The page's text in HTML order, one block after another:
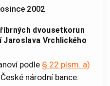
2002
dvousetkorun
Jaroslava Vrchlického
podle § 22 písm. a)
národní bance: